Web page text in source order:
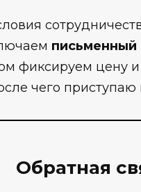
письменный
фиксируем цену и
чего приступаю
Обратная